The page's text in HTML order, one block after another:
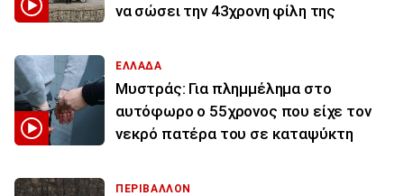
να σώσει την 43χρονη φίλη της
ΕΛΛΑΔΑ
Μυστράς: Για πλημμέλημα στο
αυτόφωρο ο 55χρονος που είχε τον
νεκρό πατέρα του σε καταψύκτη
ΠΕΡΙΒΑΛΛΟΝ